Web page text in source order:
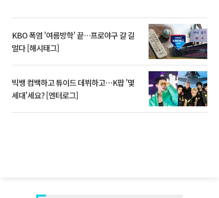
KBO 폭염 '여름방학' 끝…프로야구 갈 길
멀다 [해시태그]
빅뱅 컴백하고 튜이드 데뷔하고⋯K팝 '몇
세대'세요? [엔터로그]